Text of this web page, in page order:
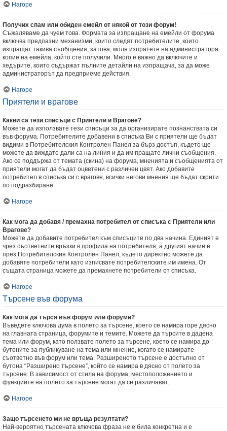
Нагоре
Получих спам или обиден емейл от някой от този форум!
Съжаляваме да чуем това. Формата за изпращане на емейли от форума
включва предпазни механизми, които следят потребителите, които
изпращат такива съобщения, затова, моля изпратете на администратора
копие на емейла, който сте получили. Много е важно да включите и
хедърите, които съдържат пълните детайли на изпращача, за да може
администраторът да предприеме действия.
Нагоре
Приятели и врагове
Какви са тези списъци с Приятели и Врагове?
Можете да използвате тези списъци за да организирате познанствата си
във форума. Потребителите добавени в списъка Ви с приятели ще бъдат
видими в Потребителския Контролен Панел за бърз достъп, където ще
можете да виждате дали са на линия и да им пращате лични съобщения.
Ако се поддържа от темата (скина) на форума, мненията и съобщенията от
приятели могат да бъдат оцветени с различен цвят. Ако добавите
потребител в списъка си с врагове, всички негови мнения ще бъдат скрити
по подразбиране.
Нагоре
Как мога да добавя / премахна потребител от списъка с Приятели или
Врагове?
Можете да добавите потребител към списъците по два начина. Единият е
чрез съответните връзки в профила на потребителя, а другият начин е
през Потребителския Контролен Панел, където директно можете да
добавяте потребители като изписвате потребителските им имена. От
същата страница можете да премахнете потребители от списъка.
Нагоре
Търсене във форума
Как мога да търся във форум или форуми?
Въведете ключова дума в полето за търсене, което се намира горе дясно
на главната страница, форумите и темите. Можете да търсите в дадена
тема или форум, като ползвате полето за търсене, което се намира до
бутоните за публикуване на тема или мнение, когато се намирате
съответно във форум или тема. Разширеното търсене е достъпно от
бутона “Разширено търсене”, който се намира в дясно от полето за
търсене. В зависимост от стила на форума, местоположението и
функциите на полето за търсене могат да се различават.
Нагоре
Защо търсенето ми не връща резултати?
Най-вероятно търсената ключова фраза не е била конкретна и е